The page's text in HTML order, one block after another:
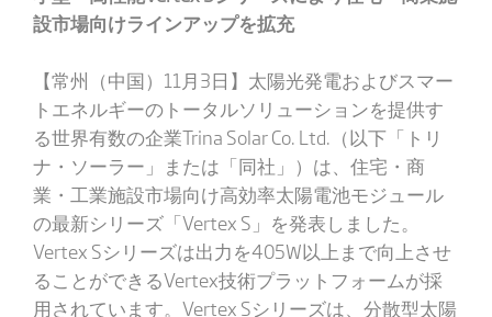
設市場向けラインアップを拡充
【常州（中国）11月3日】太陽光発電およびスマー
トエネルギーのトータルソリューションを提供す
る世界有数の企業Trina Solar Co. Ltd.（以下「トリ
ナ・ソーラー」または「同社」）は、住宅・商
業・工業施設市場向け高効率太陽電池モジュール
の最新シリーズ「Vertex S」を発表しました。
Vertex Sシリーズは出力を405W以上まで向上させ
ることができるVertex技術プラットフォームが採
用されています。Vertex Sシリーズは、分散型太陽